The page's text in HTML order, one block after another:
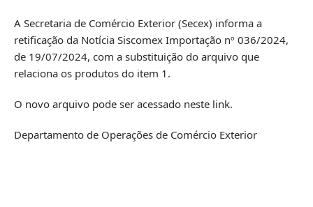
A Secretaria de Comércio Exterior (Secex) informa a
retificação da Notícia Siscomex Importação nº 036/2024,
de 19/07/2024, com a substituição do arquivo que
relaciona os produtos do item 1.
O novo arquivo pode ser acessado neste link.
Departamento de Operações de Comércio Exterior